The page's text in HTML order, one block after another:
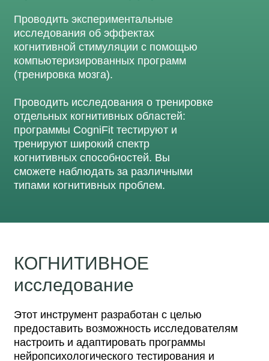
Проводить экспериментальные
исследования об эффектах
когнитивной стимуляции с помощью
компьютеризированных программ
(тренировка мозга).
Проводить исследования о тренировке
отдельных когнитивных областей:
программы CogniFit тестируют и
тренируют широкий спектр
когнитивных способностей. Вы
сможете наблюдать за различными
типами когнитивных проблем.
КОГНИТИВНОЕ
исследование
Этот инструмент разработан с целью
предоставить возможность исследователям
настроить и адаптировать программы
нейропсихологического тестирования и